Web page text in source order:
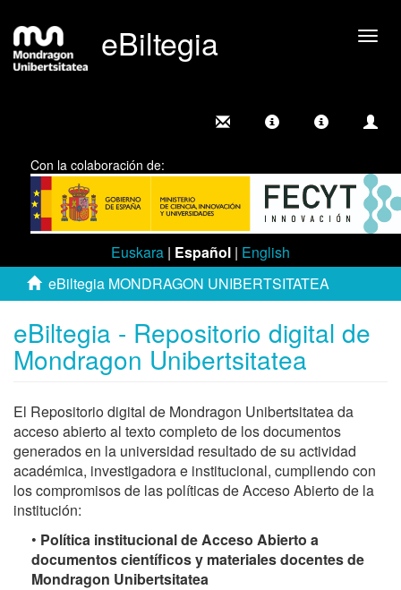
eBiltegia
Con la colaboración de:
Euskara | Español | English
eBiltegia MONDRAGON UNIBERTSITATEA
eBiltegia - Repositorio digital de
Mondragon Unibertsitatea
El Repositorio digital de Mondragon Unibertsitatea da
acceso abierto al texto completo de los documentos
generados en la universidad resultado de su actividad
académica, investigadora e institucional, cumpliendo con
los compromisos de las políticas de Acceso Abierto de la
institución:
• Política institucional de Acceso Abierto a
documentos científicos y materiales docentes de
Mondragon Unibertsitatea